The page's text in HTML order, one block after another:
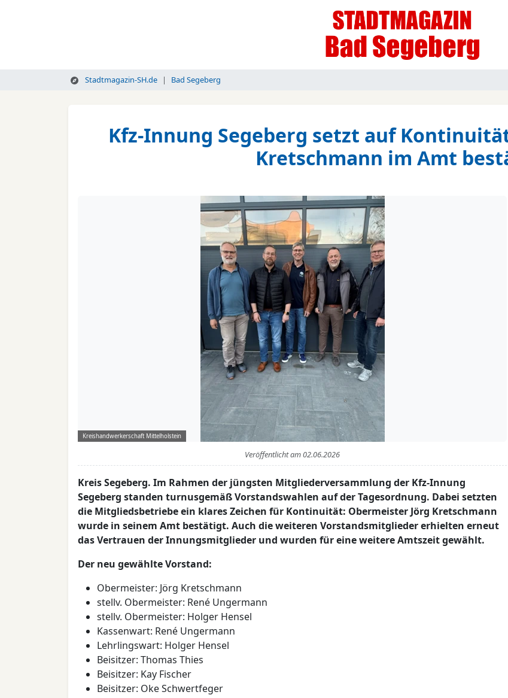
Stadtmagazin-SH.de Bad Segeberg
Kfz-Innung Segeberg setzt auf
Kretschmann im Amt
Kreishandwerkerschaft Mittelholstein
Veröffentlicht am02.06.2026
Kreis Segeberg. Im Rahmen der jüngsten Mitgliederversammlung der Kfz-Innung
Segeberg standen turnusgemäß Vorstandswahlen auf der Tagesordnung. Dabei setzten
die Mitgliedsbetriebe ein klares Zeichen für Kontinuität: Obermeister Jörg Kretschmann
wurde in seinem Amt bestätigt. Auch die weiteren Vorstandsmitglieder erhielten erneut
das Vertrauen der Innungsmitglieder und wurden für eine weitere Amtszeit gewählt.
Der neu gewählte Vorstand:
Obermeister: Jörg Kretschmann
stellv. Obermeister: René Ungermann
stellv. Obermeister: Holger Hensel
Kassenwart: René Ungermann
Lehrlingswart: Holger Hensel
Beisitzer: Thomas Thies
Beisitzer: Kay Fischer
Beisitzer: Oke Schwertfeger